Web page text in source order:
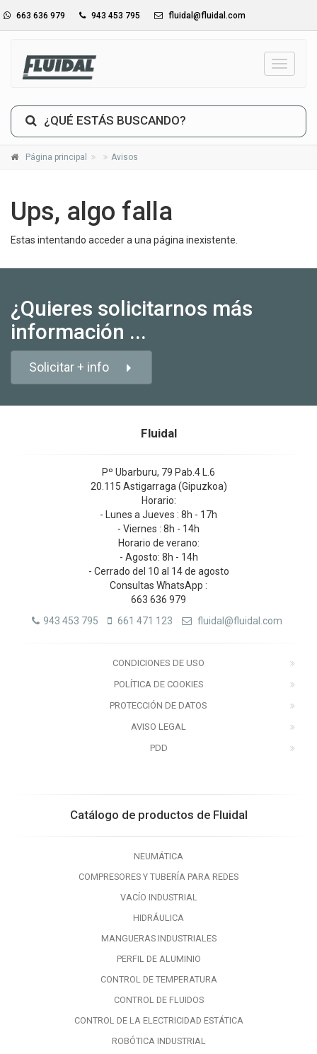
663 636 979 943 453 795 fluidal@fluidal.com
¿QUÉ ESTÁS BUSCANDO?
Página principal Avisos
Ups, algo falla
Estas intentando acceder a una página inexistente.
¿Quieres solicitarnos más
información ...
Solicitar + info
Fluidal
Pº Ubarburu, 79 Pab.4 L.6
20.115 Astigarraga (Gipuzkoa)
Horario:
- Lunes a Jueves : 8h - 17h
- Viernes : 8h - 14h
Horario de verano:
- Agosto: 8h - 14h
- Cerrado del 10 al 14 de agosto
Consultas WhatsApp :
663 636 979
943 453 795
661 471 123 fluidal@fluidal.com
CONDICIONES DE USO
POLÍTICA DE COOKIES
PROTECCIÓN DE DATOS
AVISO LEGAL
PDD
Catálogo de productos de Fluidal
NEUMÁTICA
COMPRESORES Y TUBERÍA PARA REDES
VACÍO INDUSTRIAL
HIDRÁULICA
MANGUERAS INDUSTRIALES
PERFIL DE ALUMINIO
CONTROL DE TEMPERATURA
CONTROL DE FLUIDOS
CONTROL DE LA ELECTRICIDAD ESTÁTICA
ROBÓTICA INDUSTRIAL